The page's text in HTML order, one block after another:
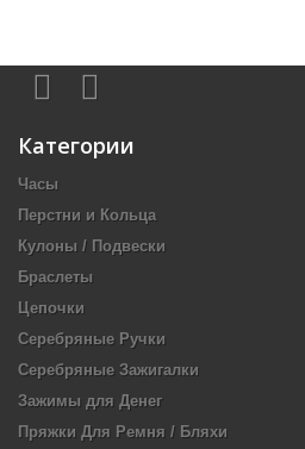
Категории
Часы
Перстни и Кольца
Кулоны / Подвески
Браслеты
Цепочки
Серебряные Ручки
Серебряные Зажигалки
Зажимы для Денег
Пряжки Для Ремня / Бляхи